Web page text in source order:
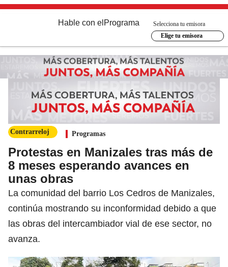
Hable con el Programa
Selecciona tu emisora
Elige tu emisora
Contrarreloj Programas
Protestas en Manizales tras más de
8 meses esperando avances en
unas obras
La comunidad del barrio Los Cedros de Manizales,
continúa mostrando su inconformidad debido a que
las obras del intercambiador vial de ese sector, no
avanza.